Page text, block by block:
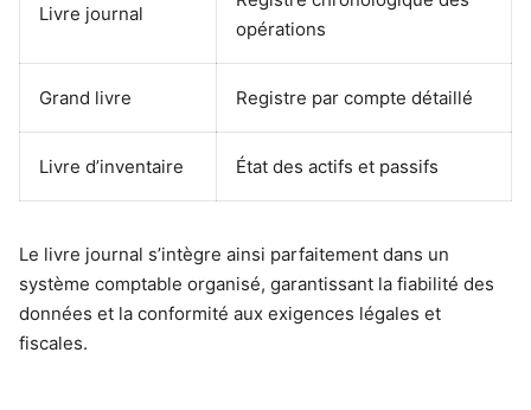
Livre journal
opérations
Grand livre Registre par compte détaillé
Livre d’inventaire État des actifs et passifs
Le livre journal s’intègre ainsi parfaitement dans un
système comptable organisé, garantissant la fiabilité des
données et la conformité aux exigences légales et
fiscales.